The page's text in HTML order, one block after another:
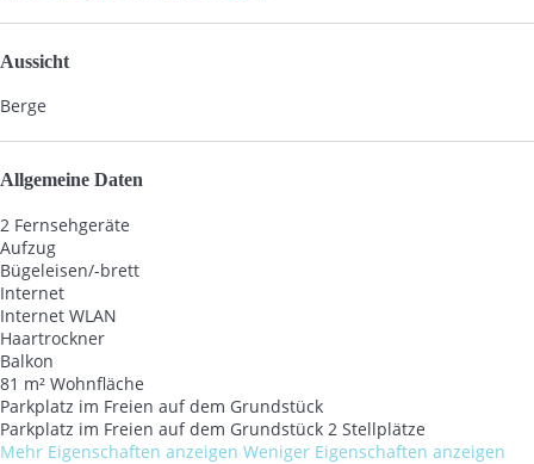
Aussicht
Berge
Allgemeine Daten
2 Fernsehgeräte
Aufzug
Bügeleisen/-brett
Internet
Internet WLAN
Haartrockner
Balkon
81 m² Wohnfläche
Parkplatz im Freien auf dem Grundstück
Parkplatz im Freien auf dem Grundstück 2 Stellplätze
Mehr Eigenschaften anzeigen Weniger Eigenschaften anzeigen